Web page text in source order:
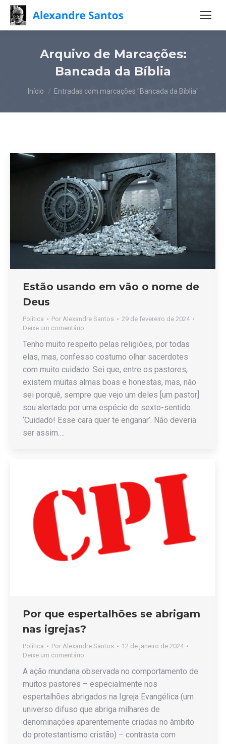
Arquivo de Marcações:
Bancada da Bíblia
Você está aqui:
Início Entradas com marcações "Bancada da Bíblia"
Estão usando em vão o nome de
Deus
Política Por Alexandre Santos
29 de fevereiro de 2024
Deixe um comentário
Tenho muito respeito pelas religiões, por todas
elas, mas, confesso costumo olhar sacerdotes
com muito cuidado. Sei que, entre os pastores,
existem muitas almas boas e honestas, mas, não
sei porquê, sempre que vejo um deles [um pastor]
sou alertado por uma espécie de sexto-sentido:
‘Cuidado! Esse cara quer te enganar’. Não deveria
ser assim.…
Por que espertalhões se abrigam
nas igrejas?
Política Por Alexandre Santos
12 de janeiro de 2024
Deixe um comentário
A ação mundana observada no comportamento de
muitos pastores – especialmente nos
espertalhões abrigados na Igreja Evangélica (um
universo difuso que abriga milhares de
denominações aparentemente criadas no âmbito
do protestantismo cristão) – contrasta com